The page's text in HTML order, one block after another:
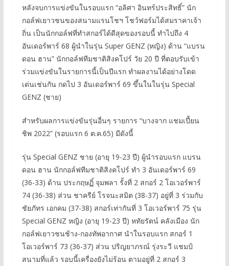
หลังจบการแข่งขันในรอบแรก “อลิศา อินทร์ประสิทธิ์” นัก
กอล์ฟเยาวชนของสนามแรนโชฯ โชว์ฟอร์มได้สมราคาเจ้า
ถิ่น เป็นนักกอล์ฟที่ทำสกอร์ได้ดีสุดของรอบนี้ ทำไปถึง 4
อันเดอร์พาร์ 68 ผู้นำในรุ่น Super GENZ (หญิง) ด้าน “แบรน
ดอน ฮาน” นักกอล์ฟทีมชาติสิงคโปร์ วัย 20 ปี ที่ตอบรับเข้า
ร่วมแข่งขันในรายการนี้เป็นปีแรก ทำผลงานได้อย่างโดด
เด่นเช่นกัน กดไป 3 อันเดอร์พาร์ 69 ขึ้นในในรุ่น Special
GENZ (ชาย)
สำหรับผลการแข่งขันรุ่นอื่นๆ รายการ “บางจาก แชมเปี้ยน
ชิพ 2022” (รอบแรก 6 ต.ค.65) มีดังนี้
รุ่น Special GENZ ชาย (อายุ 19-23 ปี) ผู้นำรอบแรก แบรน
ดอน ฮาน นักกอล์ฟทีมชาติสิงคโปร์ ทำ 3 อันเดอร์พาร์ 69
(36-33) ด้าน ประกฤษฏิ์ จุมพลา รั้งที่ 2 สกอร์ 2 โอเวอร์พาร์
74 (36-38) ส่วน ชาครีย์ โรจนะสมิต (38-37) อยู่ที่ 3 ร่วมกับ
ชัยภัทร เอกคม (37-38) สกอร์เท่ากันที่ 3 โอเวอร์พาร์ 75 รุ่น
Special GENZ หญิง (อายุ 19-23 ปี) หทัยรัตน์ คลังเมือง นัก
กอล์ฟเยาวชนช้าง-กองทัพอากาศ นำในรอบแรก สกอร์ 1
โอเวอร์พาร์ 73 (36-37) ส่วน ปริญยาภรณ์ รุ่งระวี แชมป์
สนามที่แล้ว รอบนี้เครื่องยังไม่ร้อน ตามอยู่ที่ 2 สกอร์ 3